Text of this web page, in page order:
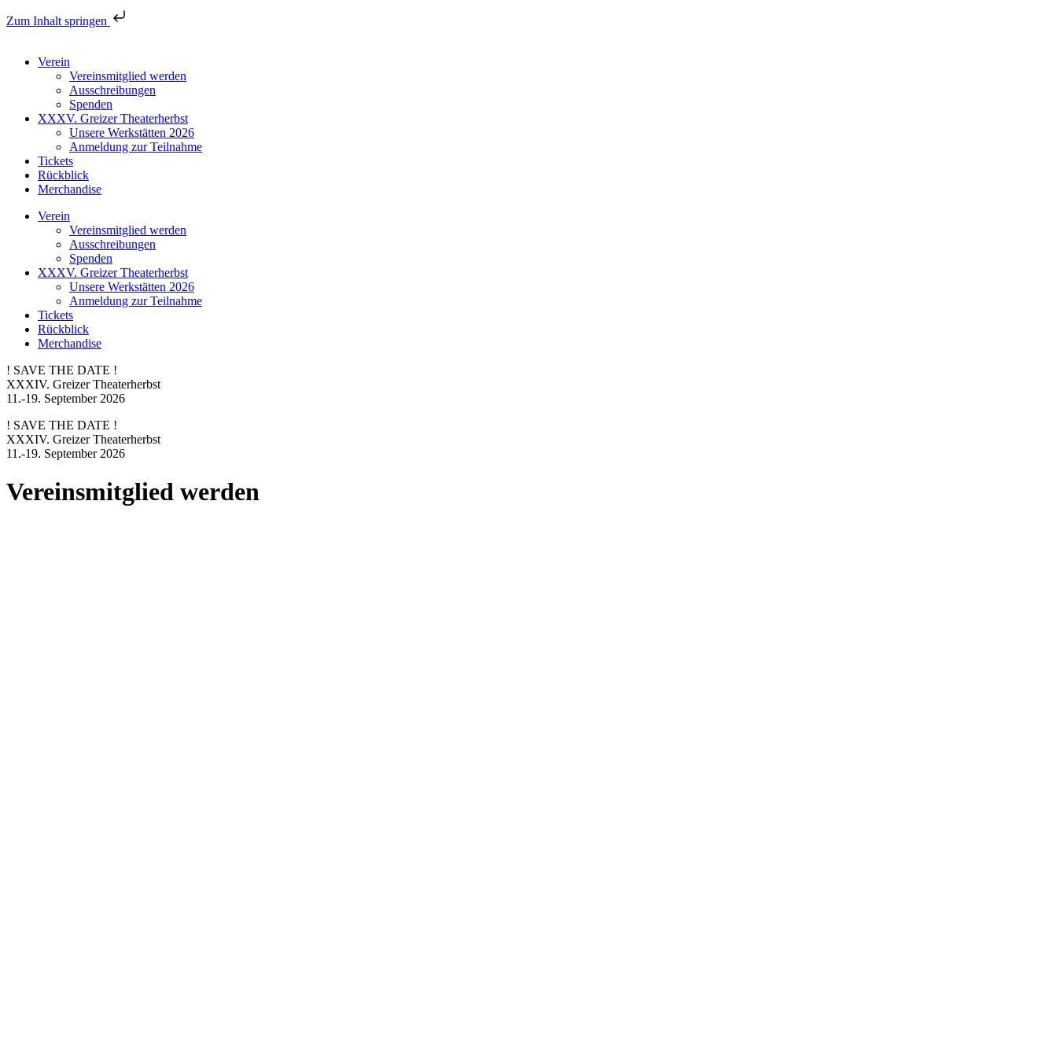
Zum Inhalt springen
Verein
Vereinsmitglied werden
Ausschreibungen
Spenden
XXXV. Greizer Theaterherbst
Unsere Werkstätten 2026
Anmeldung zur Teilnahme
Tickets
Rückblick
Merchandise
Verein
Vereinsmitglied werden
Ausschreibungen
Spenden
XXXV. Greizer Theaterherbst
Unsere Werkstätten 2026
Anmeldung zur Teilnahme
Tickets
Rückblick
Merchandise
! SAVE THE DATE !
XXXIV. Greizer Theaterherbst
11.-19. September 2026
! SAVE THE DATE !
XXXIV. Greizer Theaterherbst
11.-19. September 2026
Vereinsmitglied werden